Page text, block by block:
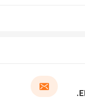
ELECTRONICS CO.,LTD.